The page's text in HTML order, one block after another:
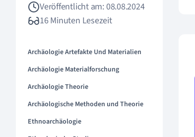
Veröffentlicht am: 08.08.2024
16 Minuten Lesezeit
Archäologie Artefakte Und Materialien
Archäologie Materialforschung
Archäologie Theorie
Archäologische Methoden und Theorie
Ethnoarchäologie